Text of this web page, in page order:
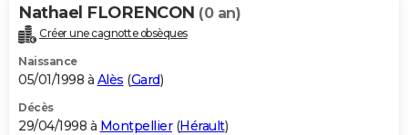
Nathael FLORENCON (0 an)
Créer une cagnotte obsèques
Naissance
05/01/1998 à Alès (Gard)
Décès
29/04/1998 à Montpellier(Hérault)